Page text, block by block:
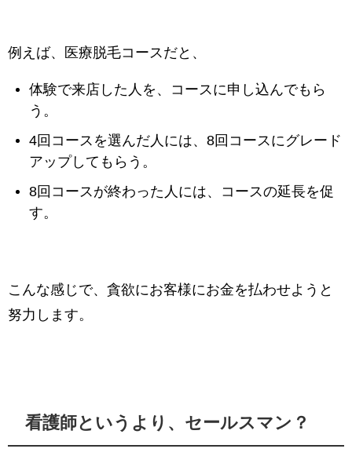
例えば、医療脱毛コースだと、
体験で来店した人を、コースに申し込んでもら
う。
4回コースを選んだ人には、8回コースにグレード
アップしてもらう。
8回コースが終わった人には、コースの延長を促
す。
こんな感じで、貪欲にお客様にお金を払わせようと
努力します。
看護師というより、セールスマン？